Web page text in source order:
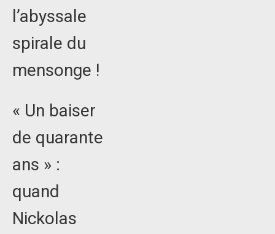
l’abyssale
spirale du
mensonge !
« Un baiser
de quarante
ans » :
quand
Nickolas